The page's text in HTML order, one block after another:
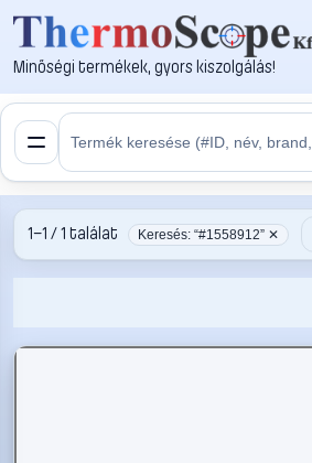
Minőségi termékek, gyors kiszolgálás!
1–1 / 1 találat Keresés: “#1558912” ✕